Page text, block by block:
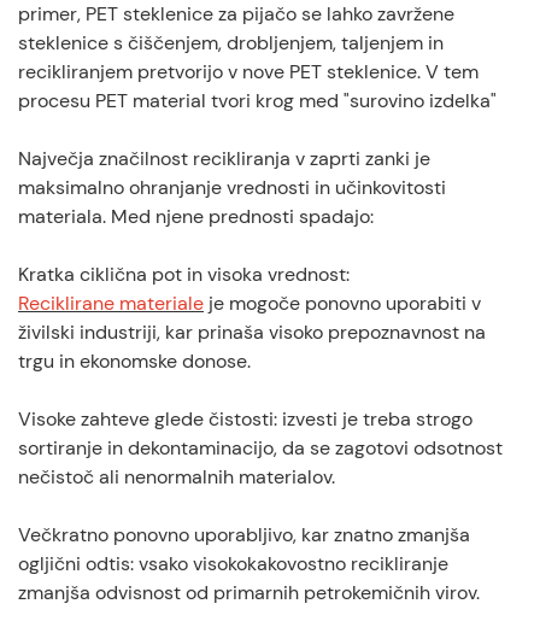
primer, PET steklenice za pijačo se lahko zavržene
steklenice s čiščenjem, drobljenjem, taljenjem in
recikliranjem pretvorijo v nove PET steklenice. V tem
procesu PET material tvori krog med "surovino izdelka"
Največja značilnost recikliranja v zaprti zanki je
maksimalno ohranjanje vrednosti in učinkovitosti
materiala. Med njene prednosti spadajo:
Kratka ciklična pot in visoka vrednost:
Reciklirane materiale je mogoče ponovno uporabiti v
živilski industriji, kar prinaša visoko prepoznavnost na
trgu in ekonomske donose.
Visoke zahteve glede čistosti: izvesti je treba strogo
sortiranje in dekontaminacijo, da se zagotovi odsotnost
nečistoč ali nenormalnih materialov.
Večkratno ponovno uporabljivo, kar znatno zmanjša
ogljični odtis: vsako visokokakovostno recikliranje
zmanjša odvisnost od primarnih petrokemičnih virov.